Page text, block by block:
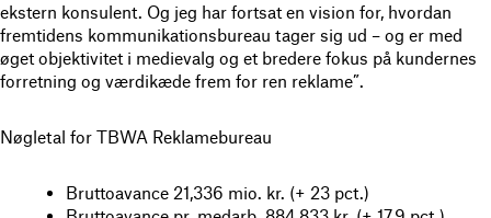
ekstern konsulent. Og jeg har fortsat en vision for, hvordan
fremtidens kommunikationsbureau tager sig ud – og er med
øget objektivitet i medievalg og et bredere fokus på kundernes
forretning og værdikæde frem for ren reklame”.
Nøgletal for TBWA Reklamebureau
Bruttoavance 21,336 mio. kr. (+ 23 pct.)